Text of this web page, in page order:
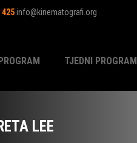
info@kinematografi.org
TJEDNI PROGRAM
LEE